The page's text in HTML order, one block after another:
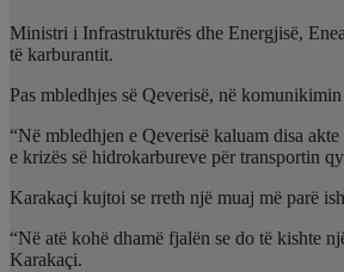
Ministri i Infrastrukturës dhe Energjisë,
të karburantit.
Pas mbledhjes së Qeverisë, në
“Në mbledhjen e Qeverisë kaluam disa
e krizës së hidrokarbureve për transportin
Karakaçi kujtoi se rreth një muaj më parë
“Në atë kohë dhamë fjalën se do të kishte
Karakaçi.